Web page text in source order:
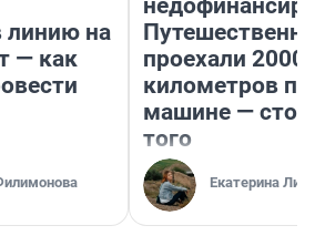
линию на
— как
проехали 2000
километров по
машине —
того
Екатерина